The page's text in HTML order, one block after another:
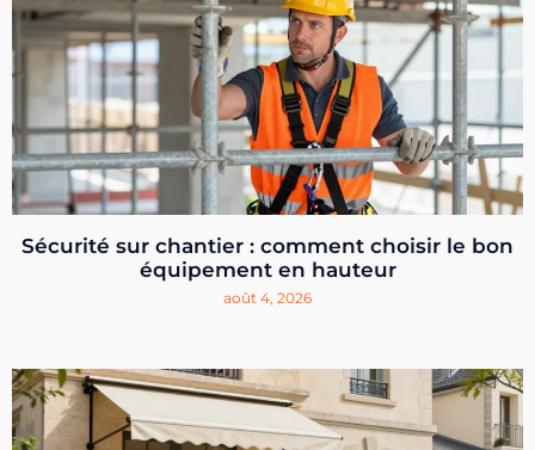
Sécurité sur chantier : comment choisir le bon
équipement en hauteur
août 4, 2026